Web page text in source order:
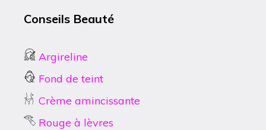
Conseils Beauté
Argireline
Fond de teint
Crème amincissante
Rouge à lèvres